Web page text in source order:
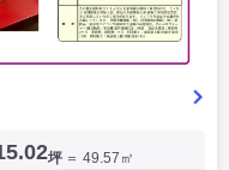
坪 ＝ 49.57㎡